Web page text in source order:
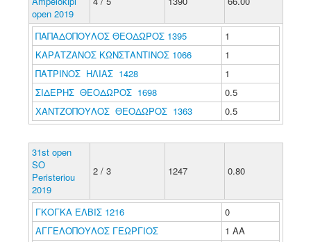
open 2019
ΠΑΠΑΔΟΠΟΥΛΟΣ ΘΕΟΔΩΡΟΣ 1395
1
ΚΑΡΑΤΖΑΝΟΣ ΚΩΝΣΤΑΝΤΙΝΟΣ 1066
1
ΠΑΤΡΙΝΟΣ ΗΛΙΑΣ 1428
1
ΣΙΔΕΡΗΣ ΘΕΟΔΩΡΟΣ 1698
0.5
ΧΑΝΤΖΟΠΟΥΛΟΣ ΘΕΟΔΩΡΟΣ 1363
0.5
31st open
SO
Peristeriou
2019
2 / 3 1247 0.80
ΓΚΟΓΚΑ ΕΛΒΙΣ 1216
0
ΑΓΓΕΛΟΠΟΥΛΟΣ ΓΕΩΡΓΙΟΣ
1 ΑΑ